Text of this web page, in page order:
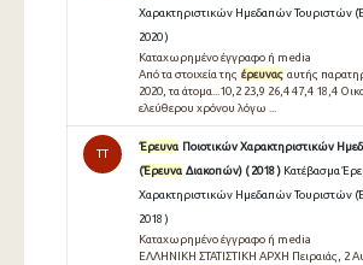
Χαρακτηριστικών Ημεδαπών Τουριστών
2020 )
Καταχωρημένο έγγραφο ή media
Από τα στοιχεία της έρευνας αυτής
2020, τα άτομα...10,2 23,9 26,4 47,4 18,4
ελεύθερου χρόνου λόγω ...
TT
Έρευνα Ποιοτικών Χαρακτηριστικών
(Έρευνα Διακοπών) ( 2018 ) Κατέβασμα
Χαρακτηριστικών Ημεδαπών Τουριστών
2018 )
Καταχωρημένο έγγραφο ή media
ΕΛΛΗΝΙΚΗ ΣΤΑΤΙΣΤΙΚΗ ΑΡΧΗ Πειραιάς, 2